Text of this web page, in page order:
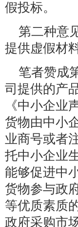
假投标。
第二种意
提供虚假材
笔者赞成
司提供的产
《中小企业
货物由中小
业商号或者
托中小企业
能够促进中
货物参与政
等优质素质
政府采购市